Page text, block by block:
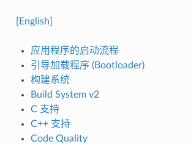
[English]
应用程序的启动流程
引导加载程序 (Bootloader)
构建系统
Build System v2
C 支持
C++ 支持
Code Quality